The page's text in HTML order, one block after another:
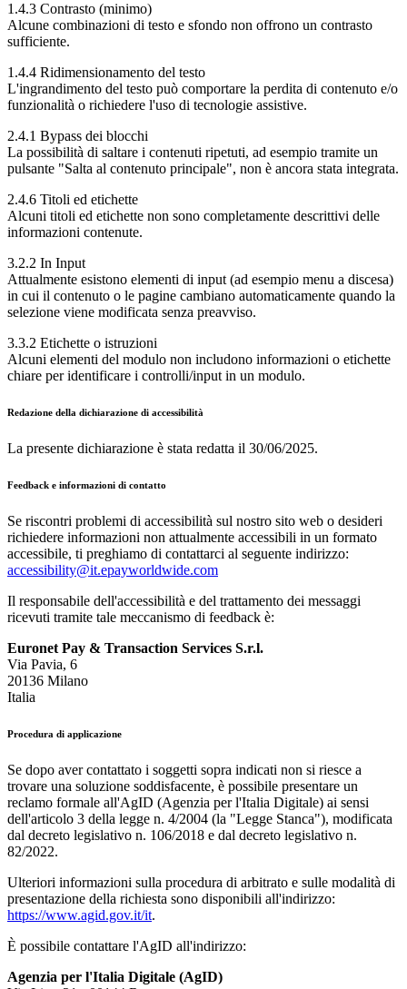
1.4.3 Contrasto (minimo)
Alcune combinazioni di testo e sfondo non offrono un contrasto
sufficiente.
1.4.4 Ridimensionamento del testo
L'ingrandimento del testo può comportare la perdita di contenuto e/o
funzionalità o richiedere l'uso di tecnologie assistive.
2.4.1 Bypass dei blocchi
La possibilità di saltare i contenuti ripetuti, ad esempio tramite un
pulsante "Salta al contenuto principale", non è ancora stata integrata.
2.4.6 Titoli ed etichette
Alcuni titoli ed etichette non sono completamente descrittivi delle
informazioni contenute.
3.2.2 In Input
Attualmente esistono elementi di input (ad esempio menu a discesa)
in cui il contenuto o le pagine cambiano automaticamente quando la
selezione viene modificata senza preavviso.
3.3.2 Etichette o istruzioni
Alcuni elementi del modulo non includono informazioni o etichette
chiare per identificare i controlli/input in un modulo.
Redazione della dichiarazione di accessibilità
La presente dichiarazione è stata redatta il 30/06/2025.
Feedback e informazioni di contatto
Se riscontri problemi di accessibilità sul nostro sito web o desideri
richiedere informazioni non attualmente accessibili in un formato
accessibile, ti preghiamo di contattarci al seguente indirizzo:
accessibility@it.epayworldwide.com
Il responsabile dell'accessibilità e del trattamento dei messaggi
ricevuti tramite tale meccanismo di feedback è:
Euronet Pay & Transaction Services S.r.l.
Via Pavia, 6
20136 Milano
Italia
Procedura di applicazione
Se dopo aver contattato i soggetti sopra indicati non si riesce a
trovare una soluzione soddisfacente, è possibile presentare un
reclamo formale all'AgID (Agenzia per l'Italia Digitale) ai sensi
dell'articolo 3 della legge n. 4/2004 (la "Legge Stanca"), modificata
dal decreto legislativo n. 106/2018 e dal decreto legislativo n.
82/2022.
Ulteriori informazioni sulla procedura di arbitrato e sulle modalità di
presentazione della richiesta sono disponibili all'indirizzo:
https://www.agid.gov.it/it.
È possibile contattare l'AgID all'indirizzo:
Agenzia per l'Italia Digitale (AgID)